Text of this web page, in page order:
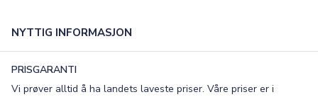
Script MT Corinthia
NYTTIG INFORMASJON
PRISGARANTI
Vi prøver alltid å ha landets laveste priser. Våre priser er i